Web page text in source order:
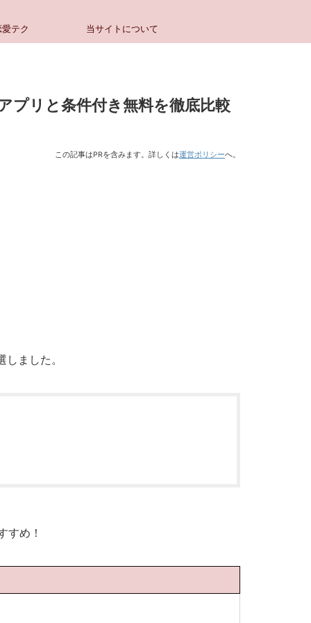
テク 当サイトについて
プリと条件付き無料を徹底比較
この記事はPRを含みます。詳しくは運営ポリシーへ。
ました。
すめ！